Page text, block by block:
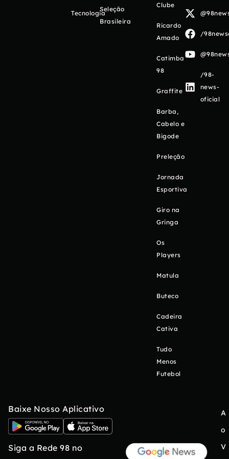
Tecnologia
Seleção
Brasileira
Clube
Ricardo
Amado
Catimba
98
Graffite
Barba,
Cabelo e
Bigode
Preleção
Jornada
Esportiva
Giro na
Gringa
Os
Players
Matula
Buteco
Cadeira
Cativa
Tudo
Menos
Futebol
/
/98-
news-
oficial
Baixe Nosso Aplicativo
Siga a Rede 98 no
A
o
V